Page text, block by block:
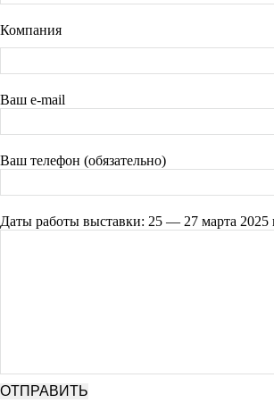
Компания
Ваш e-mail
Ваш телефон (обязательно)
Даты работы выставки: 25 — 27 марта 2025